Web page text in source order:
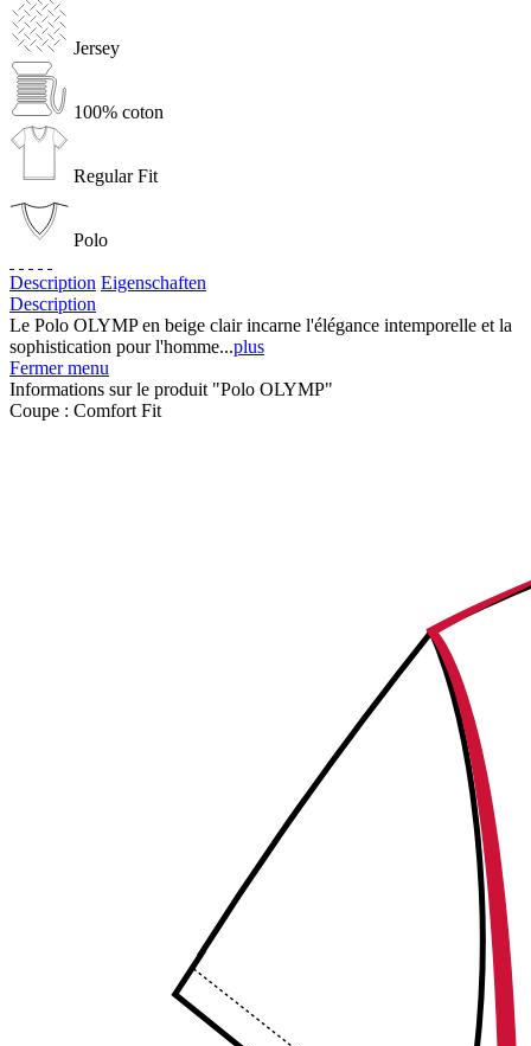
Jersey
100% coton
Regular Fit
Polo
Description Eigenschaften
Description
Le Polo OLYMP en beige clair incarne l'élégance intemporelle et la
sophistication pour l'homme...plus
Fermer menu
Informations sur le produit "Polo OLYMP"
Coupe : Comfort Fit